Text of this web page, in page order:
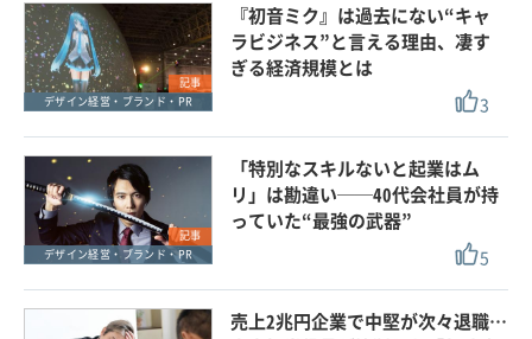
記事
デザイン経営・ブランド・PR
『初音ミク』は過去にない“キャ
ラビジネス”と言える理由、凄す
ぎる経済規模とは
3
記事
デザイン経営・ブランド・PR
「特別なスキルないと起業はム
リ」は勘違い──40代会社員が持
っていた“最強の武器”
5
売上2兆円企業で中堅が次々退職…